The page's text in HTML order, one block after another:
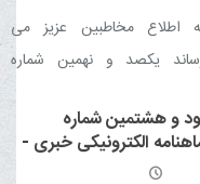
اطلاع مخاطبین عزیز می
یکصد و نهمین شماره
و هشتمین شماره
الکترونیکی خبری -
تحلیلی بلیغ